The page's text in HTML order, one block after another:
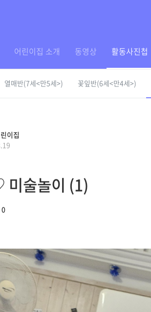
어린이집 소개 동영상 활동사진첩
열매반(7세<만5세>) 꽃잎반(6세<만4세>)
이집
술놀이 (1)
0